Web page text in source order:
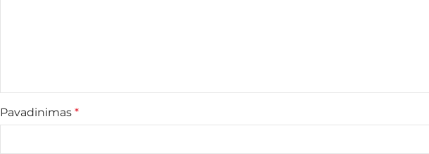
Pavadinimas *